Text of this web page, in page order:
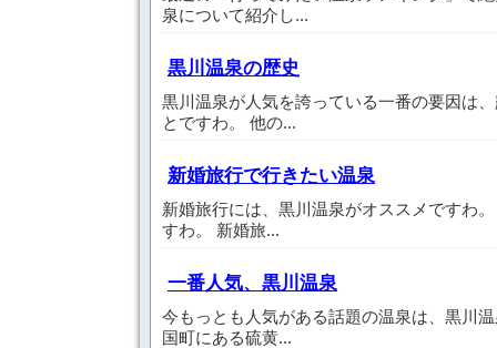
泉について紹介し...
黒川温泉の歴史
黒川温泉が人気を誇っている一番の要因は
とですわ。 他の...
新婚旅行で行きたい温泉
新婚旅行には、黒川温泉がオススメですわ
すわ。 新婚旅...
一番人気、黒川温泉
今もっとも人気がある話題の温泉は、黒川
国町にある硫黄...